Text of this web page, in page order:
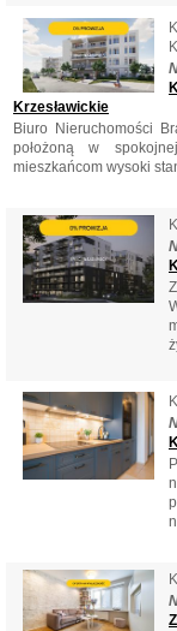
Krzesławickie
Biuro Nieruchomości
położoną w
mieszkańcom wysoki